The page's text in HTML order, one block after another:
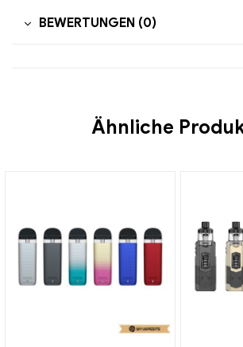
BEWERTUNGEN (0)
Ähnliche